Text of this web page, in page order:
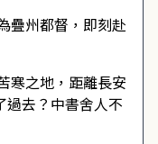
疊州都督，即刻赴
寒之地，距離長安
過去？中書舍人不